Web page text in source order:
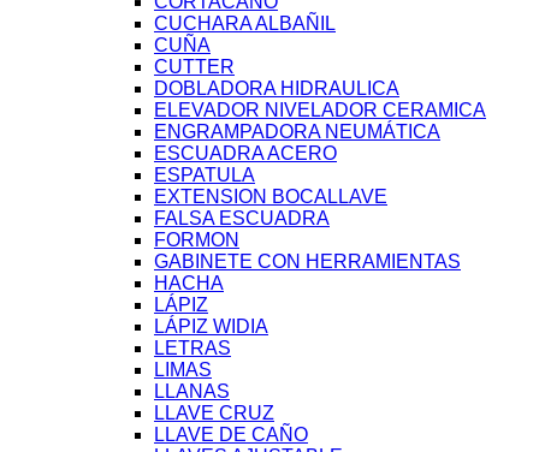
CUCHARA ALBAÑIL
CUÑA
CUTTER
DOBLADORA HIDRAULICA
ELEVADOR NIVELADOR CERAMICA
ENGRAMPADORA NEUMÁTICA
ESCUADRA ACERO
ESPATULA
EXTENSION BOCALLAVE
FALSA ESCUADRA
FORMON
GABINETE CON HERRAMIENTAS
HACHA
LÁPIZ
LÁPIZ WIDIA
LETRAS
LIMAS
LLANAS
LLAVE CRUZ
LLAVE DE CAÑO